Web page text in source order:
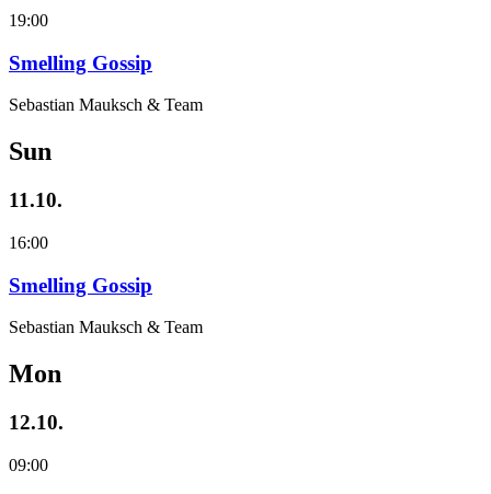
19:00
Smelling Gossip
Sebastian Mauksch & Team
Sun
11.10.
16:00
Smelling Gossip
Sebastian Mauksch & Team
Mon
12.10.
09:00